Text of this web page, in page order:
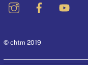
© chtm 2019